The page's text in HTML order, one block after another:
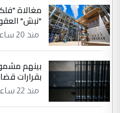
حيدر عاشور
التعليق : تحياتي لك
دقيق ومسؤول؛
وثروات البلد يعتمد
الموضوع :
بين
الرافدين تعاني
مغالاة
"نبش"
منذ 20 ساعة
بقرارات
منذ 22 ساعة